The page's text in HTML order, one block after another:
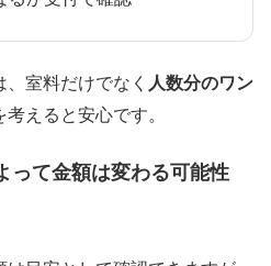
室料だけでなく 人数分のワン
えると安心です。
って金額は変わる可能性